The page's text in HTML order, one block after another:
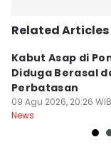
Related Articles
Kabut Asap di
Diduga Berasal
Perbatasan
09 Agu 2026, 20:26 WIB
News